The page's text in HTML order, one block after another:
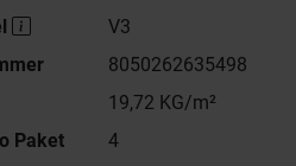
V3
8050262635498
19,72 KG/m²
Paket
4